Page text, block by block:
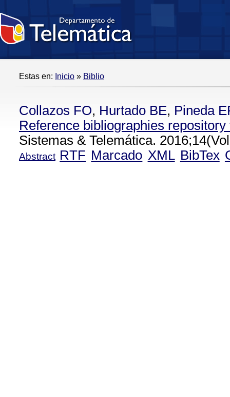
Estas en: Inicio » Biblio
Collazos FO, Hurtado BE, Pineda
Reference bibliographies
Sistemas & Telemática.
Abstract RTF Marcado XML BibTex